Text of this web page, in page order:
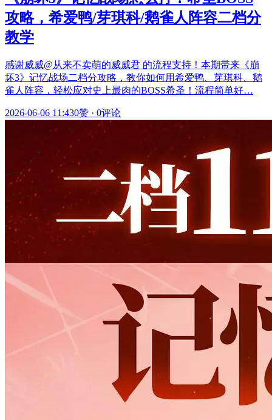
攻略，希爱鸭/芽琪科/鹅雀人阵容二档分
教学
感谢威威@从来不卖萌的威威君 的流程支持！本期带来《崩
坏3》记忆战场二档分攻略，教你如何用希爱鸭、芽琪科、鹅
雀人阵容，轻松应对史上最肉的BOSS希圣！流程简单好…
2026-06-06 11:430赞 · 0评论